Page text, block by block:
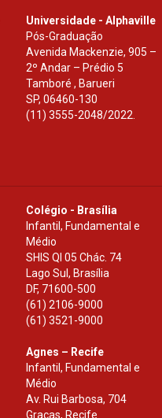
Universidade - Alphaville
Pós-Graduação
Avenida Mackenzie, 905 –
2º Andar – Prédio 5
Tamboré , Barueri
SP, 06460-130
(11) 3555-2048/2022.
Colégio - Brasília
Infantil, Fundamental e
Médio
SHIS Ql 05 Chác. 74
Lago Sul, Brasília
DF, 71600-500
(61) 2106-9000
(61) 3521-9000
Agnes – Recife
Infantil, Fundamental e
Médio
Av. Rui Barbosa, 704
Graças, Recife